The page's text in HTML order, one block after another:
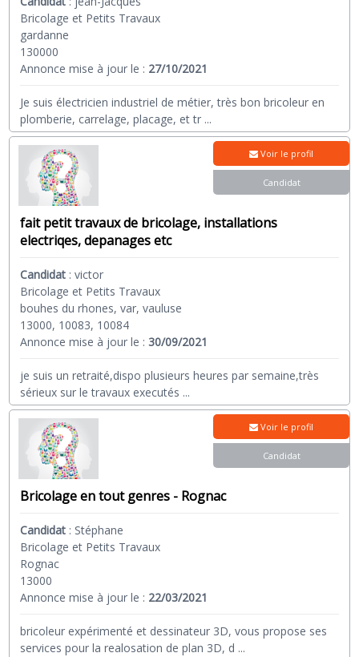
Bricolage et Petits Travaux
gardanne
130000
Annonce mise à jour le : 27/10/2021
Je suis électricien industriel de métier, très bon bricoleur en
plomberie, carrelage, placage, et tr ...
fait petit travaux de bricolage, installations
electriqes, depanages etc
Candidat :victor
Bricolage et Petits Travaux
bouhes du rhones, var, vauluse
13000, 10083, 10084
Annonce mise à jour le :30/09/2021
je suis un retraité,dispo plusieurs heures par semaine,très
sérieux sur le travaux executés ...
Voir le profil
Candidat
Bricolage en tout genres - Rognac
Candidat : Stéphane
Bricolage et Petits Travaux
Rognac
13000
Annonce mise à jour le : 22/03/2021
bricoleur expérimenté et dessinateur 3D, vous propose ses
services pour la realosation de plan 3D, d ...
Voir le profil
Candidat